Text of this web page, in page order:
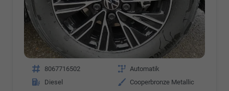
Fahrzeugnr. 8067716502 Getriebe Automatik
Kraftstoff
Diesel Außenfarbe
Cooperbronze Metallic